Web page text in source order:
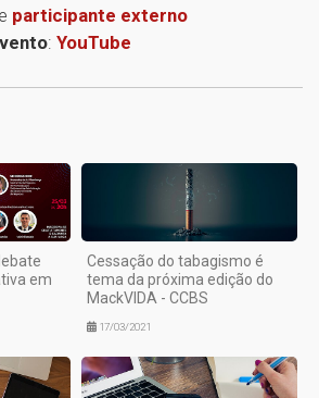
e participante externo
: YouTube
1
em
Cessação do tabagismo é
tema da próxima edição do
MackVIDA - CCBS
17/03/2021